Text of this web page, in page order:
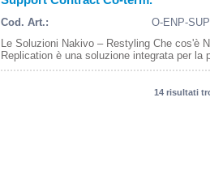
Cod. Art.:
O-ENP-
Le Soluzioni Nakivo – Restyling Che cos'è
Replication è una soluzione integrata per la
14 risultati